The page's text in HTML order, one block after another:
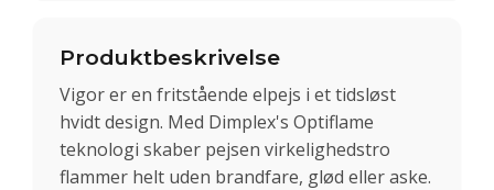
Produktbeskrivelse
Vigor er en fritstående elpejs i et tidsløst
hvidt design. Med Dimplex's Optiflame
teknologi skaber pejsen virkelighedstro
flammer helt uden brandfare, glød eller aske.